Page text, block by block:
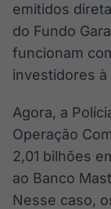
Soluções de
Tecnologia
emitidos
do Fundo
funcionam
investidores à
Agora, a
Operação
2,01 bilhões
ao Banco
Nesse caso,